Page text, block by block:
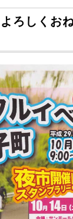
ろしくお